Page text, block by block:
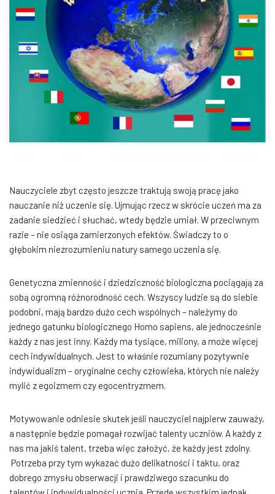
Nauczyciele zbyt często jeszcze traktują swoją pracę jako
nauczanie niż uczenie się. Ujmując rzecz w skrócie uczeń ma za
zadanie siedzieć i słuchać, wtedy będzie umiał. W przeciwnym
razie – nie osiąga zamierzonych efektów. Świadczy to o
głębokim niezrozumieniu natury samego uczenia się.
Genetyczna zmienność i dziedziczność biologiczna pociągają za
sobą ogromną różnorodność cech. Wszyscy ludzie są do siebie
podobni, mają bardzo dużo cech wspólnych – należymy do
jednego gatunku biologicznego Homo sapiens, ale jednocześnie
każdy z nas jest inny. Każdy ma tysiące, miliony, a może więcej
cech indywidualnych. Jest to właśnie rozumiany pozytywnie
indywidualizm – oryginalne cechy człowieka, których nie należy
mylić z egoizmem czy egocentryzmem.
Motywowanie odniesie skutek jeśli nauczyciel najpierw zauważy,
a następnie będzie pomagał rozwijać talenty uczniów. A każdy z
nas ma jakiś talent, trzeba więc założyć, że każdy jest zdolny.
Potrzeba przy tym wykazać dużo delikatności i taktu, oraz
dobrego zmysłu obserwacji i prawdziwego szacunku do